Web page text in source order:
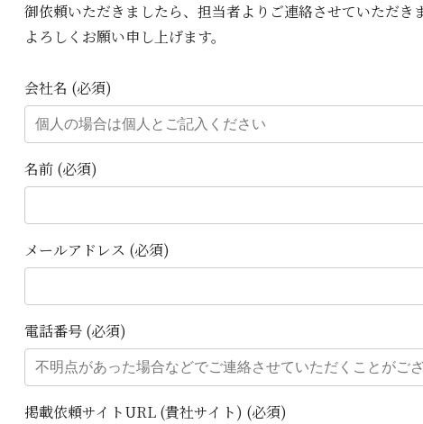
御依頼いただきましたら、担当者よりご連絡させていただきま
よろしくお願い申し上げます。
会社名 (必須)
名前 (必須)
メールアドレス (必須)
電話番号 (必須)
掲載依頼サイトURL (貴社サイト) (必須)